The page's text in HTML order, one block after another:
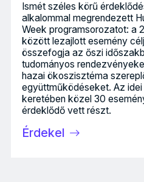
Ismét széles körű
alkalommal megrendezett
Week programsorozatot: a
között lezajlott esemény
összefogja az őszi
tudományos
hazai ökoszisztéma
együttműködéseket. Az
keretében közel 30
érdeklődő vett részt.
Érdekel